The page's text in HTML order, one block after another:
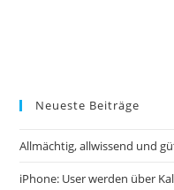
Neueste Beiträge
Allmächtig, allwissend und
iPhone: User werden über